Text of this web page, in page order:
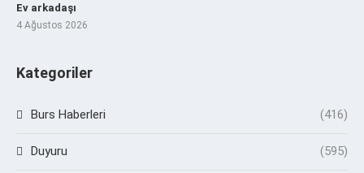
Ev arkadaşı
4 Ağustos 2026
Kategoriler
Burs Haberleri (416)
Duyuru (595)